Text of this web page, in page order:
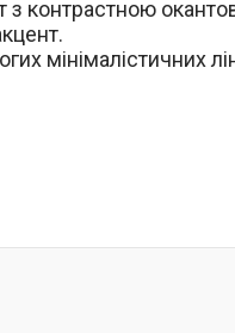
контрастною
мінімалістичних